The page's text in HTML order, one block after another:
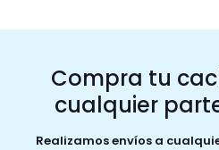
Compra tu
cualquier
Realizamos envíos a